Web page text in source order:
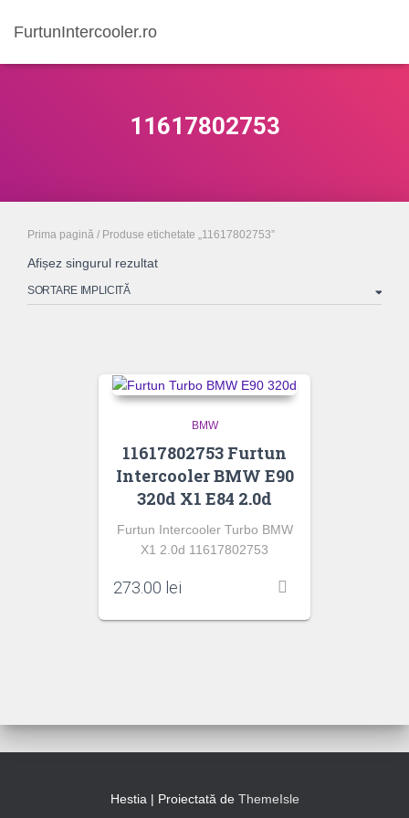
FurtunIntercooler.ro
11617802753
Prima pagină / Produse etichetate „11617802753”
Afișez singurul rezultat
BMW
11617802753 Furtun
Intercooler BMW E90
320d X1 E84 2.0d
Furtun Intercooler Turbo BMW
X1 2.0d 11617802753
273.00 lei
Hestia | Proiectată de ThemeIsle